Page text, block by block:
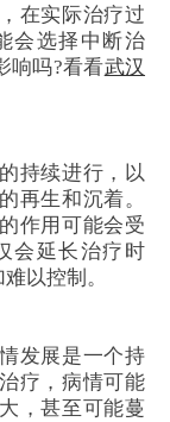
在实际治疗过
会选择中断治
响吗?看看武汉
持续进行，以
再生和沉着。
作用可能会受
会延长治疗时
以控制。
发展是一个持
疗，病情可能
，甚至可能蔓